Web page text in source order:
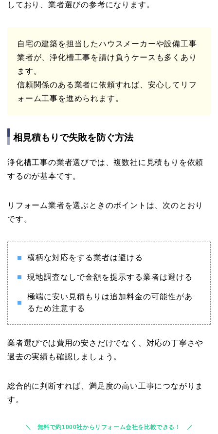
しており、業者選びの参考になります。
自宅の建築を担当したハウスメーカーや設備工事
業者が、浄化槽工事を請け負うケースも多くあり
ます。
信頼関係のある業者に依頼すれば、安心してリフ
ォーム工事を進められます。
相見積もりで失敗を防ぐ方法
浄化槽工事の業者選びでは、複数社に見積もりを依頼
するのが基本です。
リフォーム業者を選ぶときのポイントは、次のとおり
です。
横柄な対応をする業者は避ける
現地調査なしで金額を提示する業者は避ける
極端に安い見積もりは追加料金の可能性があ
るため注意する
業者選びでは費用の安さだけでなく、対応の丁寧さや
過去の実績も確認しましょう。
総合的に判断すれば、満足度の高い工事につながりま
す。
無料で約1000社からリフォーム会社を比較できる！